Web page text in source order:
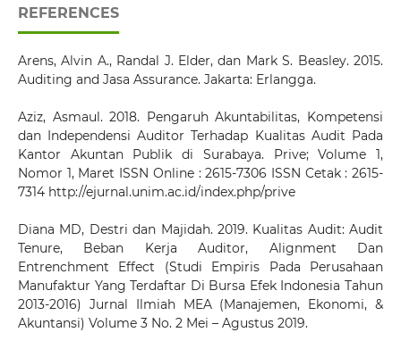
REFERENCES
Arens, Alvin A., Randal J. Elder, dan Mark S. Beasley. 2015.
Auditing and Jasa Assurance. Jakarta: Erlangga.
Aziz, Asmaul. 2018. Pengaruh Akuntabilitas, Kompetensi
dan Independensi Auditor Terhadap Kualitas Audit Pada
Kantor Akuntan Publik di Surabaya. Prive; Volume 1,
Nomor 1, Maret ISSN Online : 2615-7306 ISSN Cetak : 2615-
7314 http://ejurnal.unim.ac.id/index.php/prive
Diana MD, Destri dan Majidah. 2019. Kualitas Audit: Audit
Tenure, Beban Kerja Auditor, Alignment Dan
Entrenchment Effect (Studi Empiris Pada Perusahaan
Manufaktur Yang Terdaftar Di Bursa Efek Indonesia Tahun
2013-2016) Jurnal Ilmiah MEA (Manajemen, Ekonomi, &
Akuntansi) Volume 3 No. 2 Mei – Agustus 2019.